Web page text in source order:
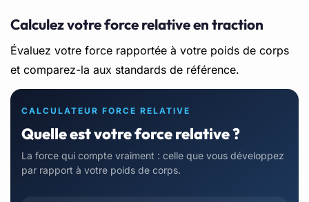
Calculez votre force relative en traction
Évaluez votre force rapportée à votre poids de corps
et comparez-la aux standards de référence.
CALCULATEUR FORCE RELATIVE
Quelle est votre force relative ?
La force qui compte vraiment : celle que vous développez
par rapport à votre poids de corps.